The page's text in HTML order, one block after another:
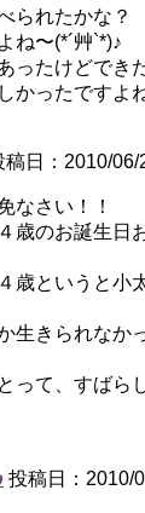
られたかな？
ね〜(*´艸`*)♪
ったけどでき
かったですよ
稿日：2010/06/
なさい！！
歳のお誕生日
歳というと小
生きられなか
って、すばら
投稿日：2010/